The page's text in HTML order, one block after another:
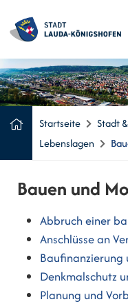
Startseite Stadt
Lebenslagen
Bauen und
Abbruch einer
Anschlüsse an
Baufinanzierung
Denkmalschutz
Planung und